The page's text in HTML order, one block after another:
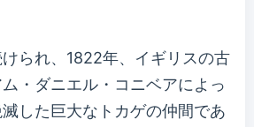
られ、1822年、イギリスの古
・ダニエル・コニベアによっ
した巨大なトカゲの仲間であ